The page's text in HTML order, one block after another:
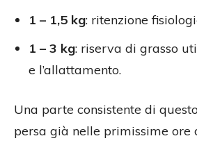
1 – 1,5 kg: ritenzione
1 – 3 kg: riserva di grasso
e l’allattamento.
Una parte consistente di
persa già nelle primissime ore